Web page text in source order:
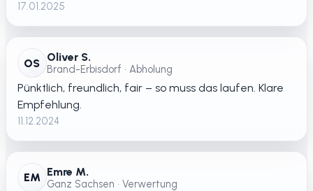
17.01.2025
OS Oliver S.
Brand-Erbisdorf • Abholung
Pünktlich, freundlich, fair – so muss das laufen. Klare
Empfehlung.
11.12.2024
EM Emre M.
Ganz Sachsen • Verwertung